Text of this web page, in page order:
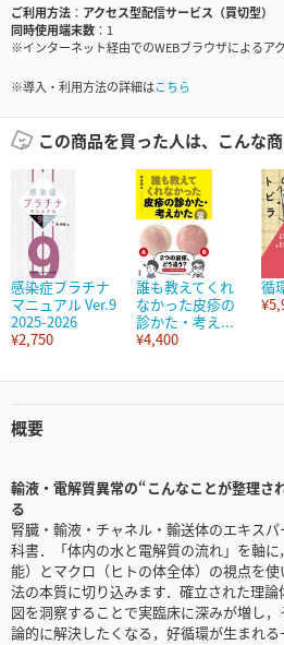
ご利用方法
アクセス型配信サービス（買切型）
同時使用端末数
1
※インターネット経由でのWEBブラウザによるア
※導入・利用方法の詳細はこちら
この商品を買った人は、こんな商
感染症プラチナ
マニュアル Ver.9
2025-2026
¥2,750
誰も教えてくれ
なかった皮疹の
診かた・考え...
¥4,400
循
概要
輸液・電解質異常の“こんなことが整理さ
る
腎臓・輸液・チャネル・輸送体のエキス
科書．「体内の水と電解質の流れ」を軸
能）とマクロ（ヒトの体全体）の視点を
法の本質に切り込みます．確立された理
図を洞察することで実臨床に深みが増し
論的に解決したくなる，好循環が生まれる